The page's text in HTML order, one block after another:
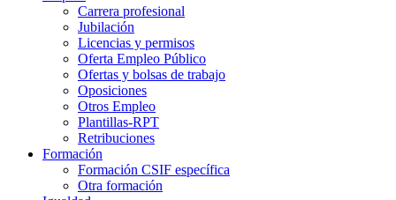
Carrera profesional
Jubilación
Licencias y permisos
Oferta Empleo Público
Ofertas y bolsas de trabajo
Oposiciones
Otros Empleo
Plantillas-RPT
Retribuciones
Formación
Formación CSIF específica
Otra formación